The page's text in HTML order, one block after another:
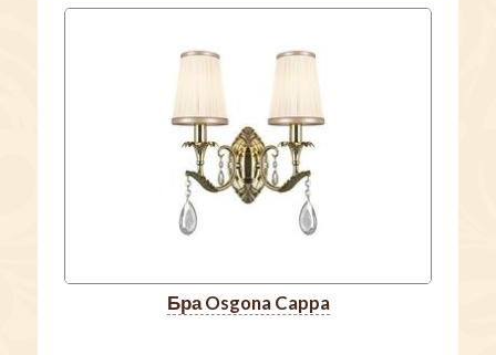
бра Osgona Cappa